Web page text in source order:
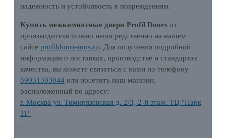
надежность и устойчивость к повреждениям.
Купить межкомнатные двери Profil Doors от
производителя можно непосредственно на нашем
сайте profildoors-mos.ru. Для получения подробной
информации о поставках, производстве и стандартах
качества, вы можете связаться с нами по телефону
89031303044 или посетить наш магазин,
расположенный по адресу:
г. Москва ул. Тимирязевская д. 2/3, 2-й этаж. ТЦ "Парк
11"
.